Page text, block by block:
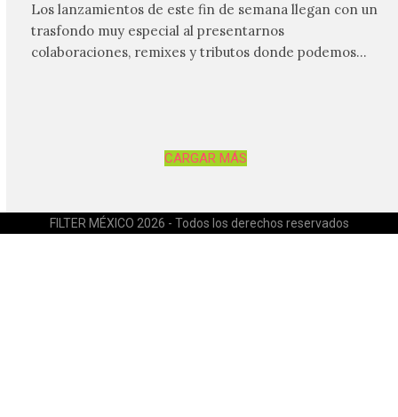
Los lanzamientos de este fin de semana llegan con un
trasfondo muy especial al presentarnos
colaboraciones, remixes y tributos donde podemos
CARGAR MÁS
FILTER MÉXICO 2026 - Todos los derechos reservados